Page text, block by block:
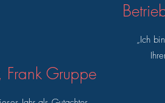
Frank Gruppe
„Ich